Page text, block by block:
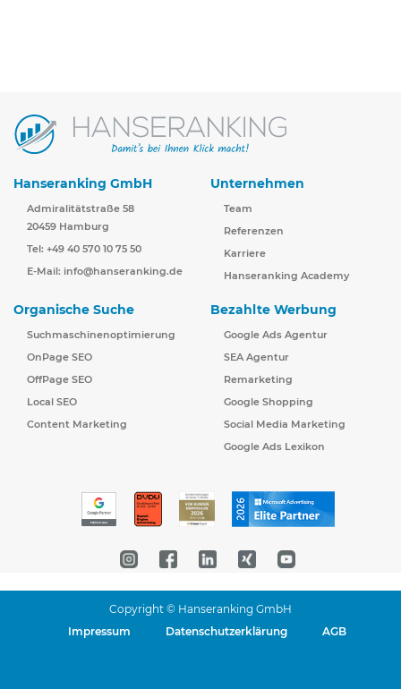
Hanseranking GmbH
Admiralitätstraße 58
20459 Hamburg
Tel: +49 40 570 10 75 50
E-Mail: info@hanseranking.de
Unternehmen
Team
Referenzen
Karriere
Hanseranking Academy
Organische Suche
Suchmaschinenoptimierung
OnPage SEO
OffPage SEO
Local SEO
Content Marketing
Bezahlte Werbung
Google Ads Agentur
SEA Agentur
Remarketing
Google Shopping
Social Media Marketing
Google Ads Lexikon
Copyright © Hanseranking GmbH
Impressum
Datenschutzerklärung AGB